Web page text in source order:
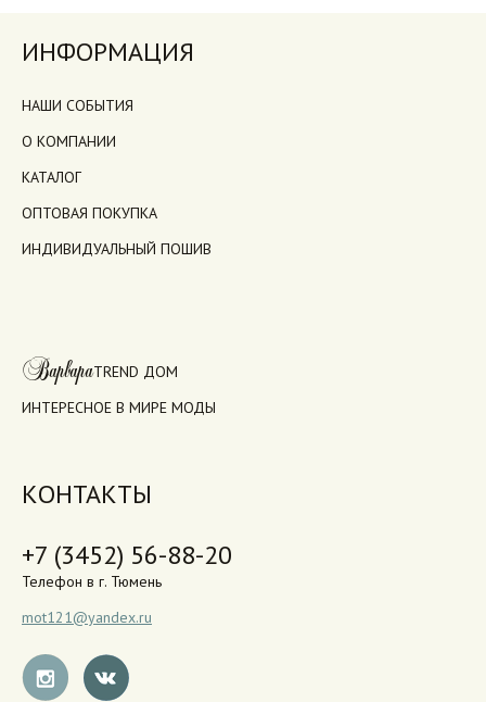
ИНФОРМАЦИЯ
НАШИ СОБЫТИЯ
О КОМПАНИИ
КАТАЛОГ
ОПТОВАЯ ПОКУПКА
ИНДИВИДУАЛЬНЫЙ ПОШИВ
ВарвараTREND ДОМ
ИНТЕРЕСНОЕ В МИРЕ МОДЫ
КОНТАКТЫ
+7 (3452) 56-88-20
Телефон в г. Тюмень
mot121@yandex.ru